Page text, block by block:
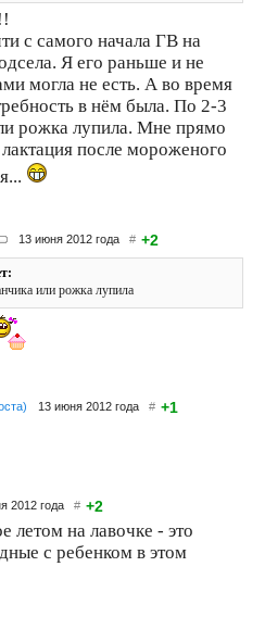
с самого начала ГВ на
Я его раньше и не
могла не есть. А во время
в нём была. По 2-3
рожка лупила. Мне прямо
лактация после мороженого
13 июня 2012 года # +2
или рожка лупила
13 июня 2012 года # +1
2012 года # +2
летом на лавочке - это
с ребенком в этом